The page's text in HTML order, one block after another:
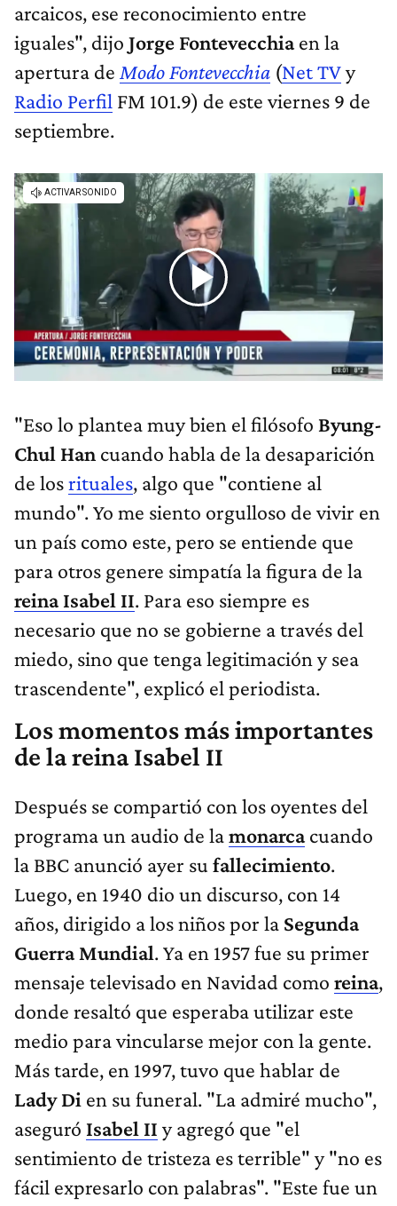
arcaicos, ese reconocimiento entre
iguales", dijo Jorge Fontevecchiaen la
apertura de Modo Fontevecchia (Net TVy
Radio Perfil FM 101.9) de este viernes 9 de
septiembre.
"Eso lo plantea muy bien el filósofo Byung-
Chul Han cuando habla de la desaparición
de losrituales, algo que "contiene al
mundo". Yo me siento orgulloso de vivir en
un país como este, pero se entiende que
para otros genere simpatía la figura de la
reina Isabel II. Para eso siempre es
necesario que no se gobierne a través del
miedo, sino que tenga legitimación y sea
trascendente", explicó el periodista.
Los momentos más importantes
de la reina Isabel II
Después se compartió con los oyentes del
programa un audio de lamonarcacuando
la BBC anunció ayer su fallecimiento.
Luego, en 1940 dio un discurso, con 14
años, dirigido a los niños por la Segunda
Guerra Mundial. Ya en 1957 fue su primer
mensaje televisado en Navidad como reina,
donde resaltó que esperaba utilizar este
medio para vincularse mejor con la gente.
Más tarde, en 1997, tuvo que hablar de
Lady Di en su funeral. "La admiré mucho",
aseguró Isabel II y agregó que "el
sentimiento de tristeza es terrible" y "no es
fácil expresarlo con palabras". "Este fue un